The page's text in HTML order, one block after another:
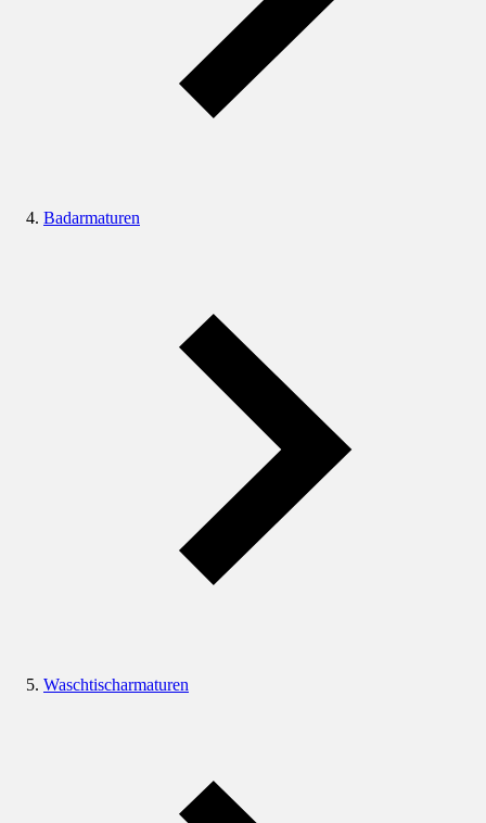
Badarmaturen
Waschtischarmaturen